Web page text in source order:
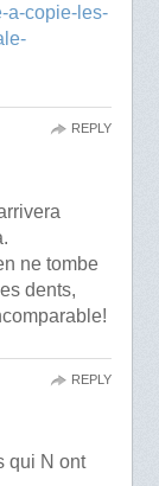
a-copie-les-
ne tombe
dents,
REPLY
qui N ont
REPLY